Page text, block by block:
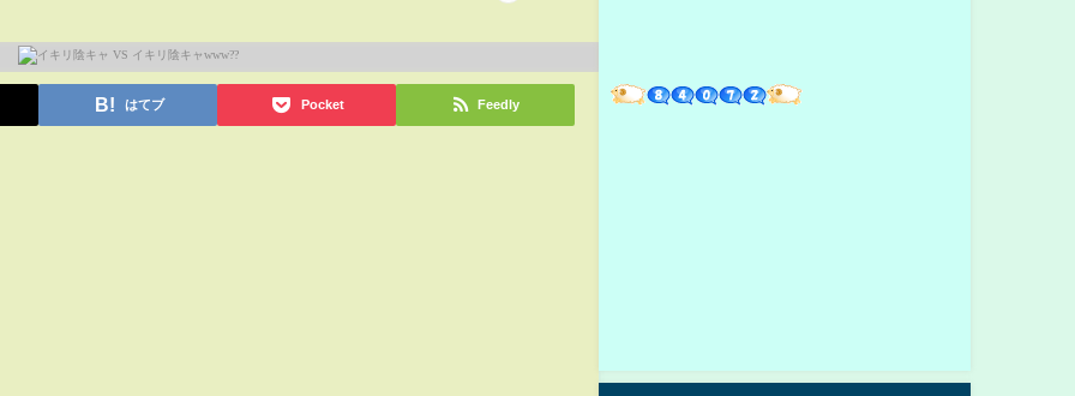
はてブ Pocket Feedly